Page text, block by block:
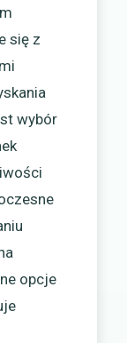
się z
wybór
opcje